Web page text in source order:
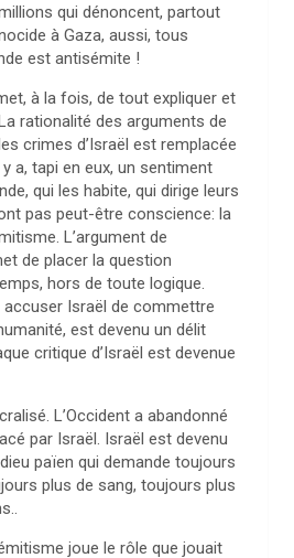
qui dénoncent, partout
à Gaza, aussi, tous
est antisémite !
à la fois, de tout expliquer et
rationalité des arguments de
crimes d’Israël est remplacée
y a, tapi en eux, un sentiment
qui les habite, qui dirige leurs
pas peut-être conscience: la
L’argument de
de placer la question
hors de toute logique.
accuser Israël de commettre
est devenu un délit
critique d’Israël est devenue
L’Occident a abandonné
par Israël. Israël est devenu
païen qui demande toujours
plus de sang, toujours plus
joue le rôle que jouait